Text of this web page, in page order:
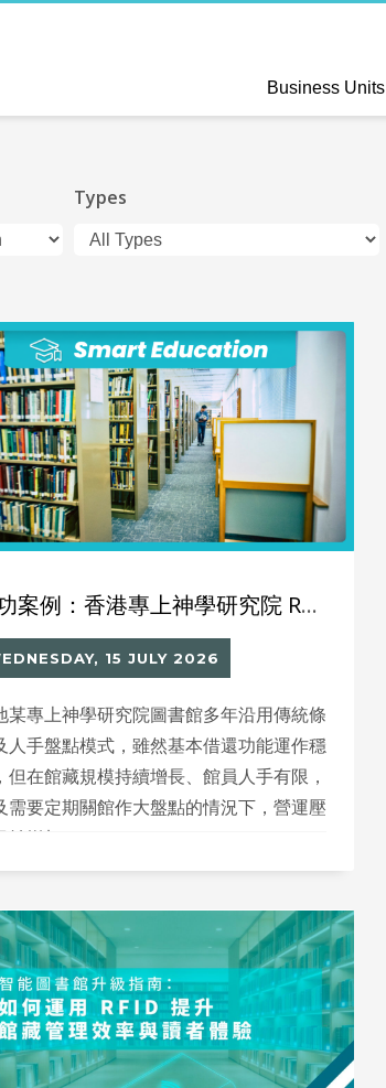
Business Units
Types
成功案例：香港專上神學研究院 RFID 智能圖書館系統
15 JULY 2026
某專上神學研究院圖書館多年沿用傳統條
人手盤點模式，雖然基本借還功能運作穩
但在館藏規模持續增長、館員人手有限，
需要定期關館作大盤點的情況下，營運壓